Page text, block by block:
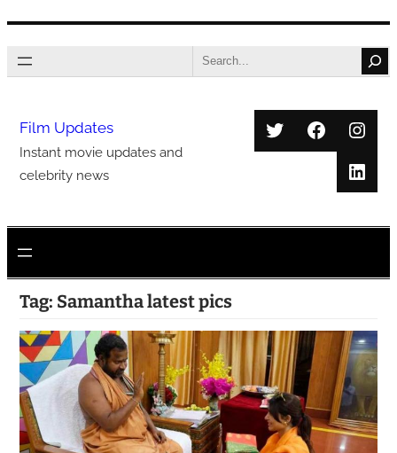
to
Search
Film Updates
Instant movie updates and
celebrity news
Twitter
Tag: Samantha latest pics